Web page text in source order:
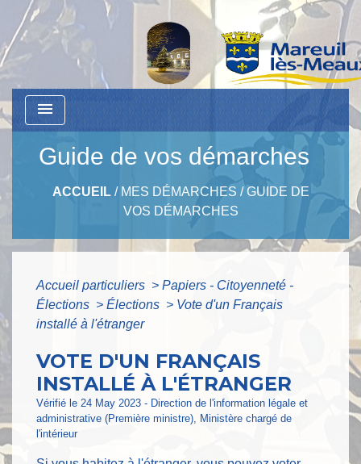
menu
Guide de vos démarches
ACCUEIL/ MES DÉMARCHES /GUIDE DE
VOS DÉMARCHES
Accueil particuliers > Papiers - Citoyenneté -
Élections > Élections > Vote d'un Français
installé à l'étranger
VOTE D'UN FRANÇAIS
INSTALLÉ À L'ÉTRANGER
Vérifié le 24 May 2023 - Direction de l'information légale et
administrative (Première ministre), Ministère chargé de
l'intérieur